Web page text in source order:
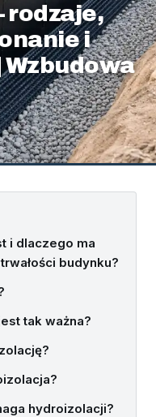
rodzaje,
i
i dlaczego ma
budynku?
tak ważna?
hydroizolacji?